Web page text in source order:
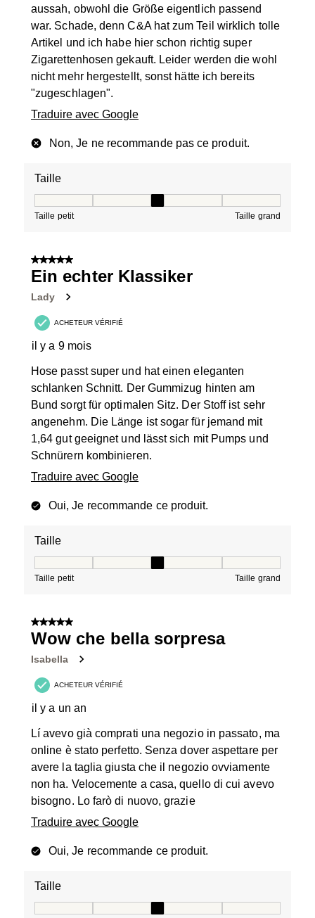
aussah, obwohl die Größe eigentlich passend
war. Schade, denn C&A hat zum Teil wirklich tolle
Artikel und ich habe hier schon richtig super
Zigarettenhosen gekauft. Leider werden die wohl
nicht mehr hergestellt, sonst hätte ich bereits
"zugeschlagen".
Traduire avec Google
Non, Je ne recommande pas ce produit.
Taille
Taille petit Taille grand
5 sur 5 étoiles.
Ein echter Klassiker
Lady
ACHETEUR VÉRIFIÉ
il y a 9 mois
Hose passt super und hat einen eleganten
schlanken Schnitt. Der Gummizug hinten am
Bund sorgt für optimalen Sitz. Der Stoff ist sehr
angenehm. Die Länge ist sogar für jemand mit
1,64 gut geeignet und lässt sich mit Pumps und
Schnürern kombinieren.
Traduire avec Google
Oui, Je recommande ce produit.
Taille
Taille petit Taille grand
5 sur 5 étoiles.
Wow che bella sorpresa
Isabella
ACHETEUR VÉRIFIÉ
il y a un an
Lí avevo già comprati una negozio in passato, ma
online è stato perfetto. Senza dover aspettare per
avere la taglia giusta che il negozio ovviamente
non ha. Velocemente a casa, quello di cui avevo
bisogno. Lo farò di nuovo, grazie
Traduire avec Google
Oui, Je recommande ce produit.
Taille